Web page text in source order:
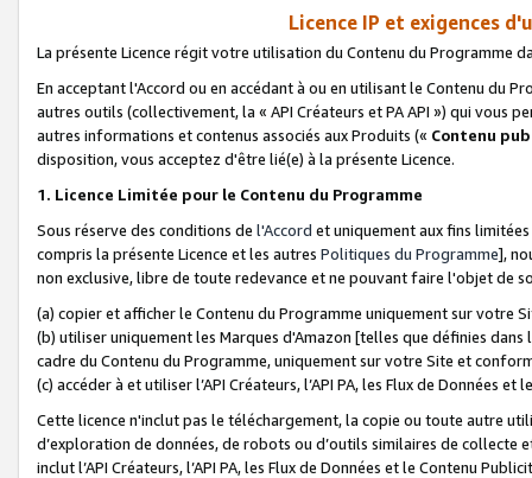
Licence IP et exigences
La présente Licence régit votre utilisation du Contenu du Programme
En acceptant l'Accord ou en accédant à ou en utilisant le Contenu du
autres outils (collectivement, la « API Créateurs et PA API ») qui vous
autres informations et contenus associés aux Produits (« Contenu
disposition, vous acceptez d'être lié(e) à la présente Licence.
1. Licence Limitée pour le Contenu du Programme
Sous réserve des conditions de l'Accord et uniquement aux fins
compris la présente Licence et les autres Politiques du Programme],
non exclusive, libre de toute redevance et ne pouvant faire l'objet de
(a) copier et afficher le Contenu du Programme uniquement sur votre
(b) utiliser uniquement les Marques d'Amazon [telles que définies dans
cadre du Contenu du Programme, uniquement sur votre Site et
(c) accéder à et utiliser l’API Créateurs, l’API PA, les Flux de Données
Cette licence n'inclut pas le téléchargement, la copie ou toute autre
d’exploration de données, de robots ou d’outils similaires de
inclut l’API Créateurs, l’API PA, les Flux de Données et le Contenu